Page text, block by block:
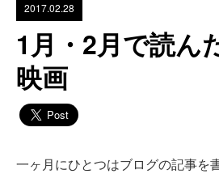
2017.02.28
1月・2月で読ん
映画
一ヶ月にひとつはブログの記事を